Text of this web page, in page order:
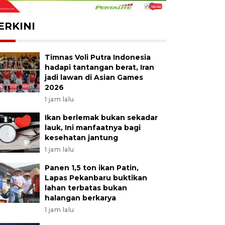
Timnas Voli Putra Indonesia
hadapi tantangan berat, Iran
jadi lawan di Asian Games
2026
1 jam lalu
Ikan berlemak bukan sekadar
lauk, Ini manfaatnya bagi
kesehatan jantung
1 jam lalu
Panen 1,5 ton ikan Patin,
Lapas Pekanbaru buktikan
lahan terbatas bukan
halangan berkarya
1 jam lalu